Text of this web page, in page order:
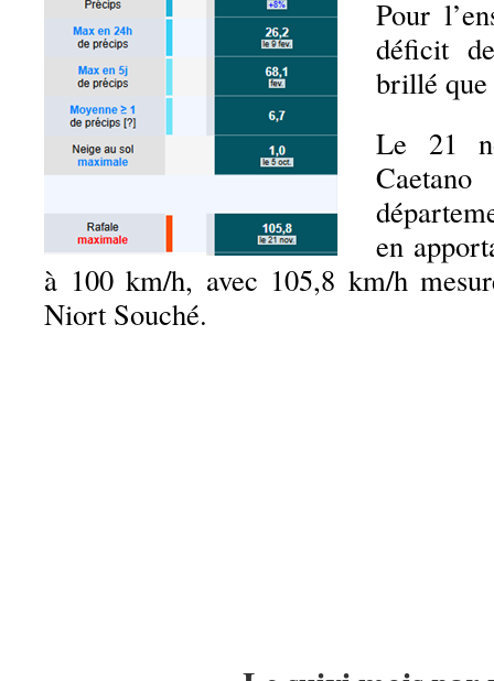
Pour
déficit
brillé que
Le 21
en
à 100 km/h, avec 105,8 km/h
Niort Souché.